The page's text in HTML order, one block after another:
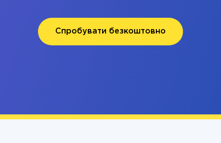
Спробувати безкоштовно